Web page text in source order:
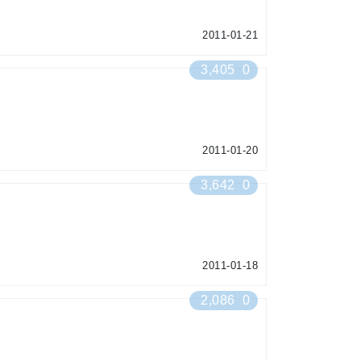
2011-01-21
3,405 0
2011-01-20
3,642 0
2011-01-18
2,086 0